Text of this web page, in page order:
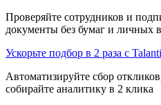
Проверяйте сотрудников и
документы без бумаг и личных
Ускорьте подбор в 2 раза с
Автоматизируйте сбор
собирайте аналитику в 2 клика